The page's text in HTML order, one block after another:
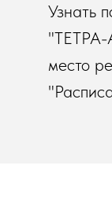
Узнать
"ТЕТРА-
место